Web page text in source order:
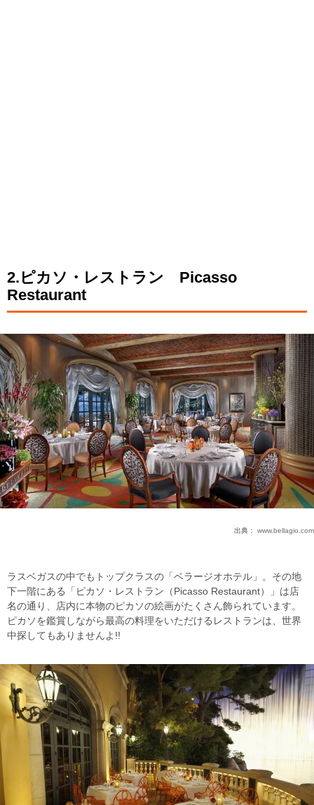
2.ピカソ・レストラン Picasso
Restaurant
出典： www.bellagio.com
ラスベガスの中でもトップクラスの「ベラージオホテル」。その地
下一階にある「ピカソ・レストラン（Picasso Restaurant）」は店
名の通り、店内に本物のピカソの絵画がたくさん飾られています。
ピカソを鑑賞しながら最高の料理をいただけるレストランは、世界
中探してもありませんよ!!